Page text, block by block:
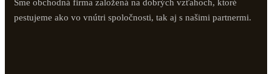
Sme obchodná firma založená na dobrých vzťahoch, ktoré
pestujeme ako vo vnútri spoločnosti, tak aj s našimi partnermi.